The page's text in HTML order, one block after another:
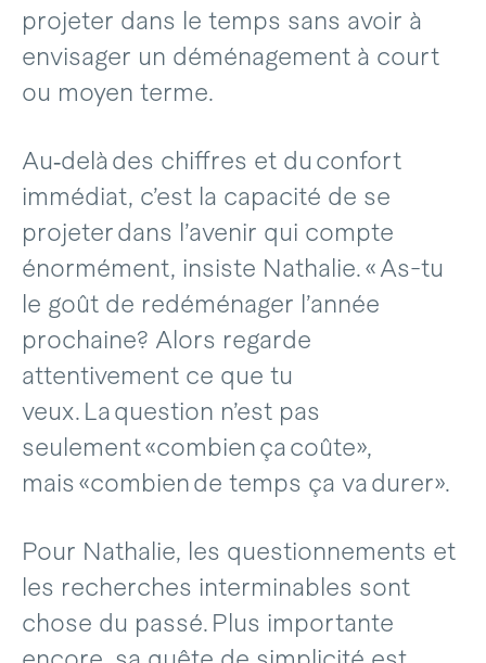
projeter dans le temps sans avoir à
envisager un déménagement à court
ou moyen terme.
Au‑delà des chiffres et du confort
immédiat, c’est la capacité de se
projeter dans l’avenir qui compte
énormément, insiste Nathalie. « As-tu
le goût de redéménager l’année
prochaine? Alors regarde
attentivement ce que tu
veux. La question n’est pas
seulement «combien ça coûte»,
mais «combien de temps ça va durer».
Pour Nathalie, les questionnements et
les recherches interminables sont
chose du passé. Plus importante